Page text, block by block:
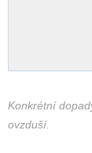
Konkrétní
ovzduší.